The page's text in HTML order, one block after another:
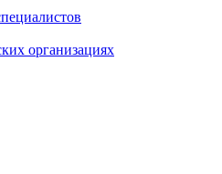
организациях